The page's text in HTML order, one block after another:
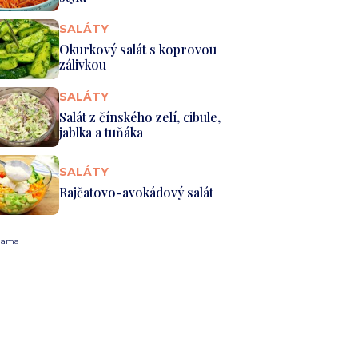
SALÁTY
Okurkový salát s koprovou
zálivkou
SALÁTY
Salát z čínského zelí, cibule,
jablka a tuňáka
SALÁTY
Rajčatovo-avokádový salát